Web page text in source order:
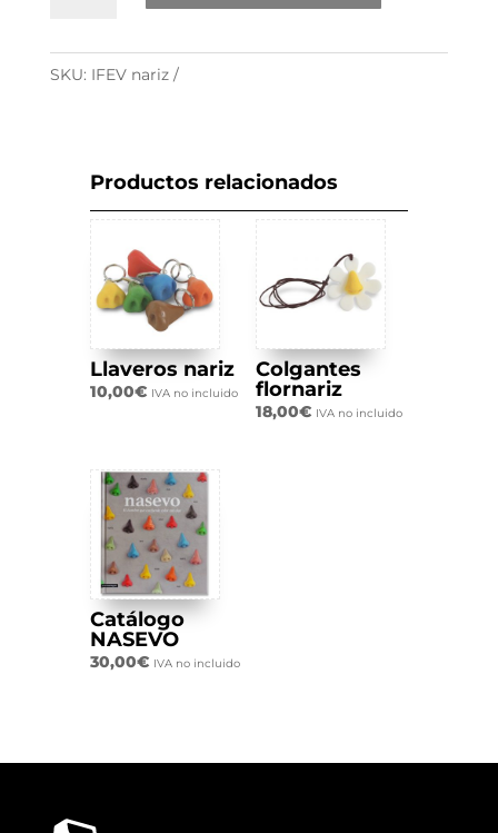
SKU: IFEV nariz
Productos relacionados
Llaveros nariz
10,00€ IVA no incluido
Colgantes
flornariz
18,00€ IVA no incluido
Catálogo
NASEVO
30,00€ IVA no incluido